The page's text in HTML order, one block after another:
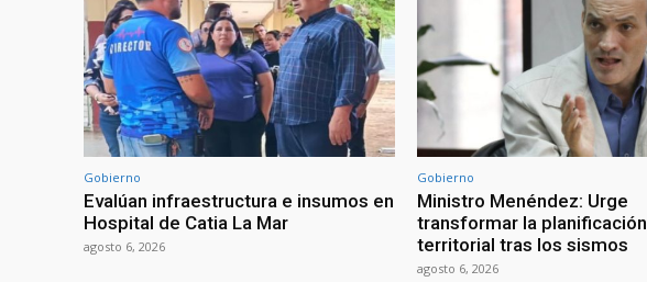
Gobierno
Evalúan infraestructura e insumos en
Hospital de Catia La Mar
agosto 6, 2026
Gobierno
Ministro Menéndez: Urge
transformar la planificación
territorial tras los sismos
agosto 6, 2026